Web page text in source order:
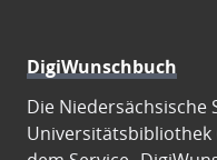
DigiWunschbuch
Die Niedersächsische
Universitätsbibliothek